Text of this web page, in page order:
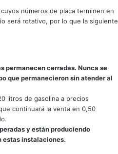
números de placa terminen en
será rotativo, por lo que la siguiente
permanecen cerradas. Nunca se
que permanecieron sin atender al
litros de gasolina a precios
continuará la venta en 0,50
y están produciendo
estas instalaciones.